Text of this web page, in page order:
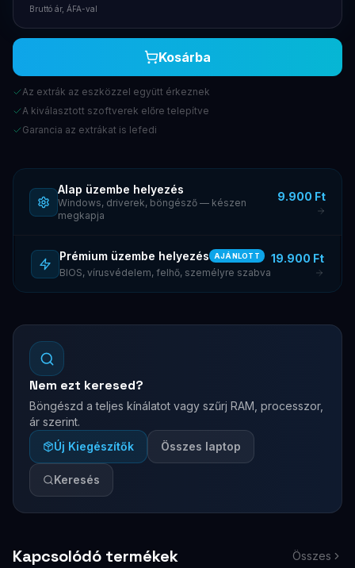
Bruttó ár, ÁFA-val
Kosárba
Az extrák az eszközzel együtt érkeznek
A kiválasztott szoftverek előre telepítve
Garancia az extrákat is lefedi
Alap üzembe helyezés
Windows, driverek, böngésző — készen
megkapja
9.900 Ft
Prémium üzembe helyezés AJÁNLOTT
BIOS, vírusvédelem, felhő, személyre szabva
19.900 Ft
Nem ezt keresed?
Böngészd a teljes kínálatot vagy szűrj RAM, processzor,
ár szerint.
Új Kiegészítők
Összes laptop
Keresés
Kapcsolódó termékek Összes